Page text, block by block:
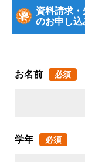
資料請求
のお申し込
お名前 必須
学年 必須